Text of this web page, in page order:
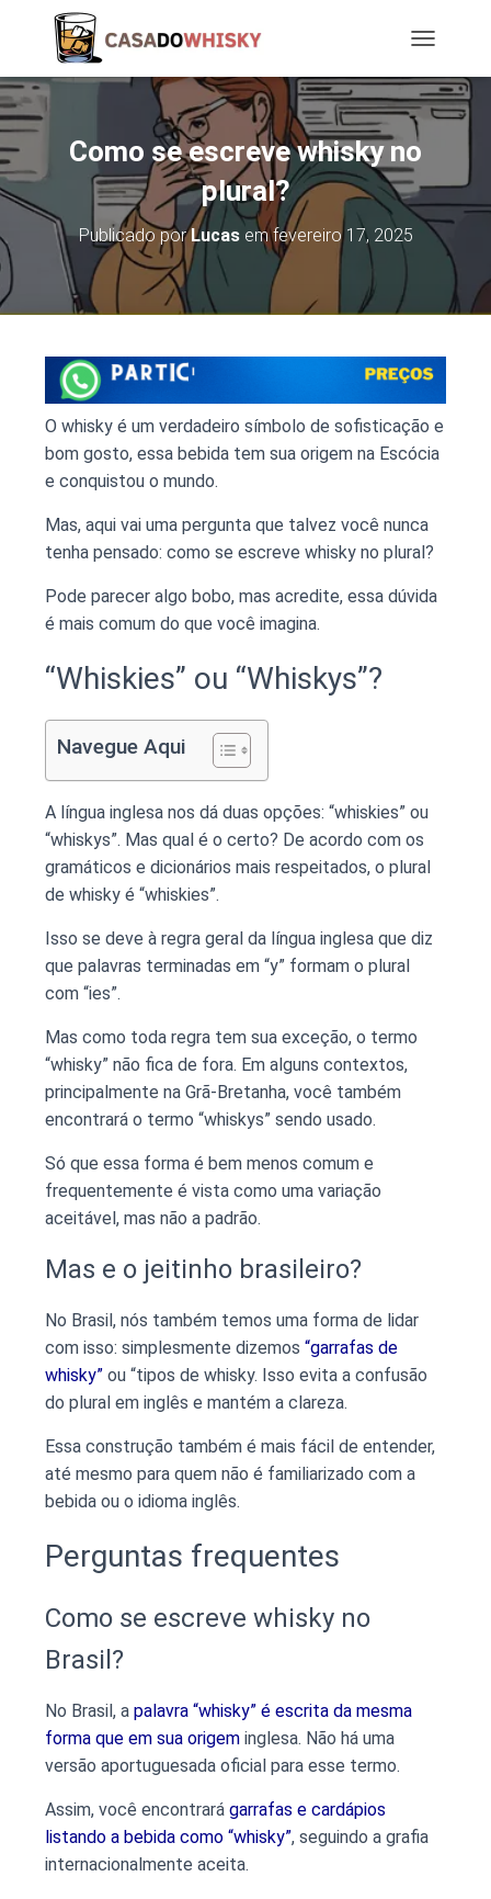
O
G
A
V
N
Como se escreve whisky no
plural?
Publicado porLucasemfevereiro 17, 2025
O whisky é um verdadeiro símbolo de sofisticação e
bom gosto, essa bebida tem sua origem na Escócia
e conquistou o mundo.
Mas, aqui vai uma pergunta que talvez você nunca
tenha pensado: como se escreve whisky no plural?
Pode parecer algo bobo, mas acredite, essa dúvida
é mais comum do que você imagina.
“Whiskies” ou “Whiskys”?
Navegue Aqui
A língua inglesa nos dá duas opções: “whiskies” ou
“whiskys”. Mas qual é o certo? De acordo com os
gramáticos e dicionários mais respeitados, o plural
de whisky é “whiskies”.
Isso se deve à regra geral da língua inglesa que diz
que palavras terminadas em “y” formam o plural
com “ies”.
Mas como toda regra tem sua exceção, o termo
“whisky” não fica de fora. Em alguns contextos,
principalmente na Grã-Bretanha, você também
encontrará o termo “whiskys” sendo usado.
Só que essa forma é bem menos comum e
frequentemente é vista como uma variação
aceitável, mas não a padrão.
Mas e o jeitinho brasileiro?
No Brasil, nós também temos uma forma de lidar
com isso: simplesmente dizemos “garrafas de
whisky” ou “tipos de whisky. Isso evita a confusão
do plural em inglês e mantém a clareza.
Essa construção também é mais fácil de entender,
até mesmo para quem não é familiarizado com a
bebida ou o idioma inglês.
Perguntas frequentes
Como se escreve whisky no
Brasil?
No Brasil, a palavra “whisky” é escrita da mesma
forma que em sua origem inglesa. Não há uma
versão aportuguesada oficial para esse termo.
Assim, você encontrará garrafas e cardápios
listando a bebida como “whisky”, seguindo a grafia
internacionalmente aceita.